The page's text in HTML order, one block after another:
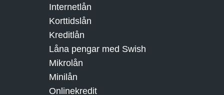
Internetlån
Korttidslån
Kreditlån
Låna pengar med Swish
Mikrolån
Minilån
Onlinekredit